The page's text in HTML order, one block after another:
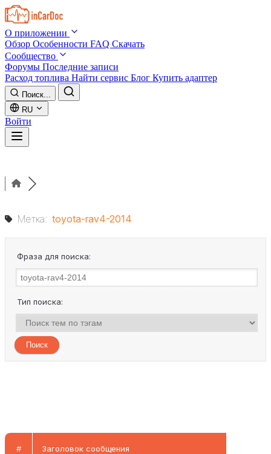
Skip to main content
О приложении
Обзор Особенности FAQ Скачать
Сообщество
Форумы Последние записи
Расход топлива Найти сервис Блог Купить адаптер
Поиск...
RU
Войти
Метка: toyota-rav4-2014
Фраза для поиска:
Тип поиска:
# Заголовок сообщения